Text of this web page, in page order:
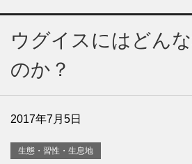
ウグイスにはどん
のか？
2017年7月5日
生態・習性・生息地